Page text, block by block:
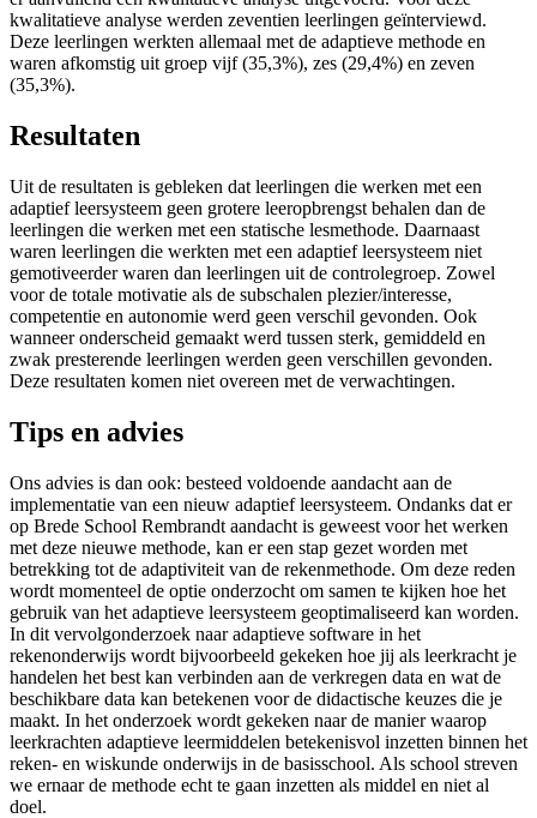
kwalitatieve analyse werden zeventien leerlingen geïnterviewd.
Deze leerlingen werkten allemaal met de adaptieve methode en
waren afkomstig uit groep vijf (35,3%), zes (29,4%) en zeven
(35,3%).
Resultaten
Uit de resultaten is gebleken dat leerlingen die werken met een
adaptief leersysteem geen grotere leeropbrengst behalen dan de
leerlingen die werken met een statische lesmethode. Daarnaast
waren leerlingen die werkten met een adaptief leersysteem niet
gemotiveerder waren dan leerlingen uit de controlegroep. Zowel
voor de totale motivatie als de subschalen plezier/interesse,
competentie en autonomie werd geen verschil gevonden. Ook
wanneer onderscheid gemaakt werd tussen sterk, gemiddeld en
zwak presterende leerlingen werden geen verschillen gevonden.
Deze resultaten komen niet overeen met de verwachtingen.
Tips en advies
Ons advies is dan ook: besteed voldoende aandacht aan de
implementatie van een nieuw adaptief leersysteem. Ondanks dat er
op Brede School Rembrandt aandacht is geweest voor het werken
met deze nieuwe methode, kan er een stap gezet worden met
betrekking tot de adaptiviteit van de rekenmethode. Om deze reden
wordt momenteel de optie onderzocht om samen te kijken hoe het
gebruik van het adaptieve leersysteem geoptimaliseerd kan worden.
In dit vervolgonderzoek naar adaptieve software in het
rekenonderwijs wordt bijvoorbeeld gekeken hoe jij als leerkracht je
handelen het best kan verbinden aan de verkregen data en wat de
beschikbare data kan betekenen voor de didactische keuzes die je
maakt. In het onderzoek wordt gekeken naar de manier waarop
leerkrachten adaptieve leermiddelen betekenisvol inzetten binnen het
reken- en wiskunde onderwijs in de basisschool. Als school streven
we ernaar de methode echt te gaan inzetten als middel en niet al
doel.